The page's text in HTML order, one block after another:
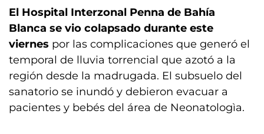
El Hospital Interzonal Penna de Bahía
Blanca se vio colapsado durante este
viernes por las complicaciones que generó el
temporal de lluvia torrencial que azotó a la
región desde la madrugada. El subsuelo del
sanatorio se inundó y debieron evacuar a
pacientes y bebés del área de Neonatologìa.